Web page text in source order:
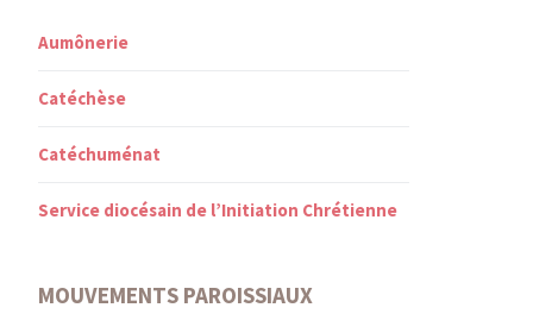
Aumônerie
Catéchèse
Catéchuménat
Service diocésain de l’Initiation Chrétienne
MOUVEMENTS PAROISSIAUX